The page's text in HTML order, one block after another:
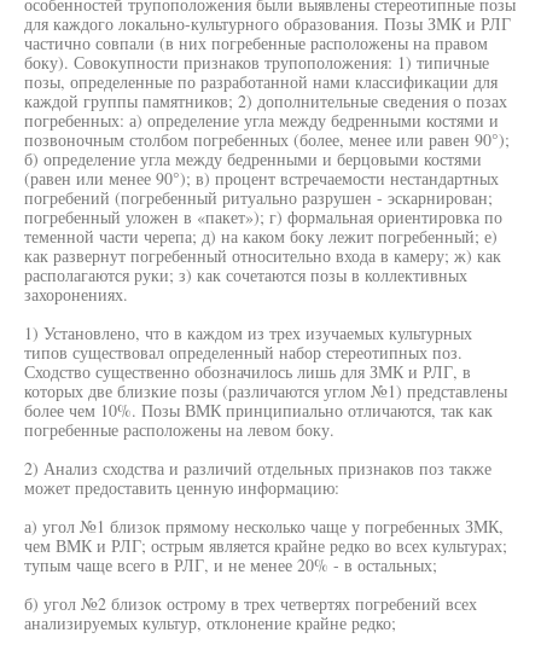
для каждого локально-культурного образования. Позы ЗМК и РЛГ
частично совпали (в них погребенные расположены на правом
боку). Совокупности признаков трупоположения: 1) типичные
позы, определенные по разработанной нами классификации для
каждой группы памятников; 2) дополнительные сведения о позах
погребенных: а) определение угла между бедренными костями и
позвоночным столбом погребенных (более, менее или равен 90°);
б) определение угла между бедренными и берцовыми костями
(равен или менее 90°); в) процент встречаемости нестандартных
погребений (погребенный ритуально разрушен - эскарнирован;
погребенный уложен в «пакет»); г) формальная ориентировка по
теменной части черепа; д) на каком боку лежит погребенный; е)
как развернут погребенный относительно входа в камеру; ж) как
располагаются руки; з) как сочетаются позы в коллективных
захоронениях.
1) Установлено, что в каждом из трех изучаемых культурных
типов существовал определенный набор стереотипных поз.
Сходство существенно обозначилось лишь для ЗМК и РЛГ, в
которых две близкие позы (различаются углом №1) представлены
более чем 10%. Позы ВМК принципиально отличаются, так как
погребенные расположены на левом боку.
2) Анализ сходства и различий отдельных признаков поз также
может предоставить ценную информацию:
а) угол №1 близок прямому несколько чаще у погребенных ЗМК,
чем ВМК и РЛГ; острым является крайне редко во всех культурах;
тупым чаще всего в РЛГ, и не менее 20% - в остальных;
б) угол №2 близок острому в трех четвертях погребений всех
анализируемых культур, отклонение крайне редко;